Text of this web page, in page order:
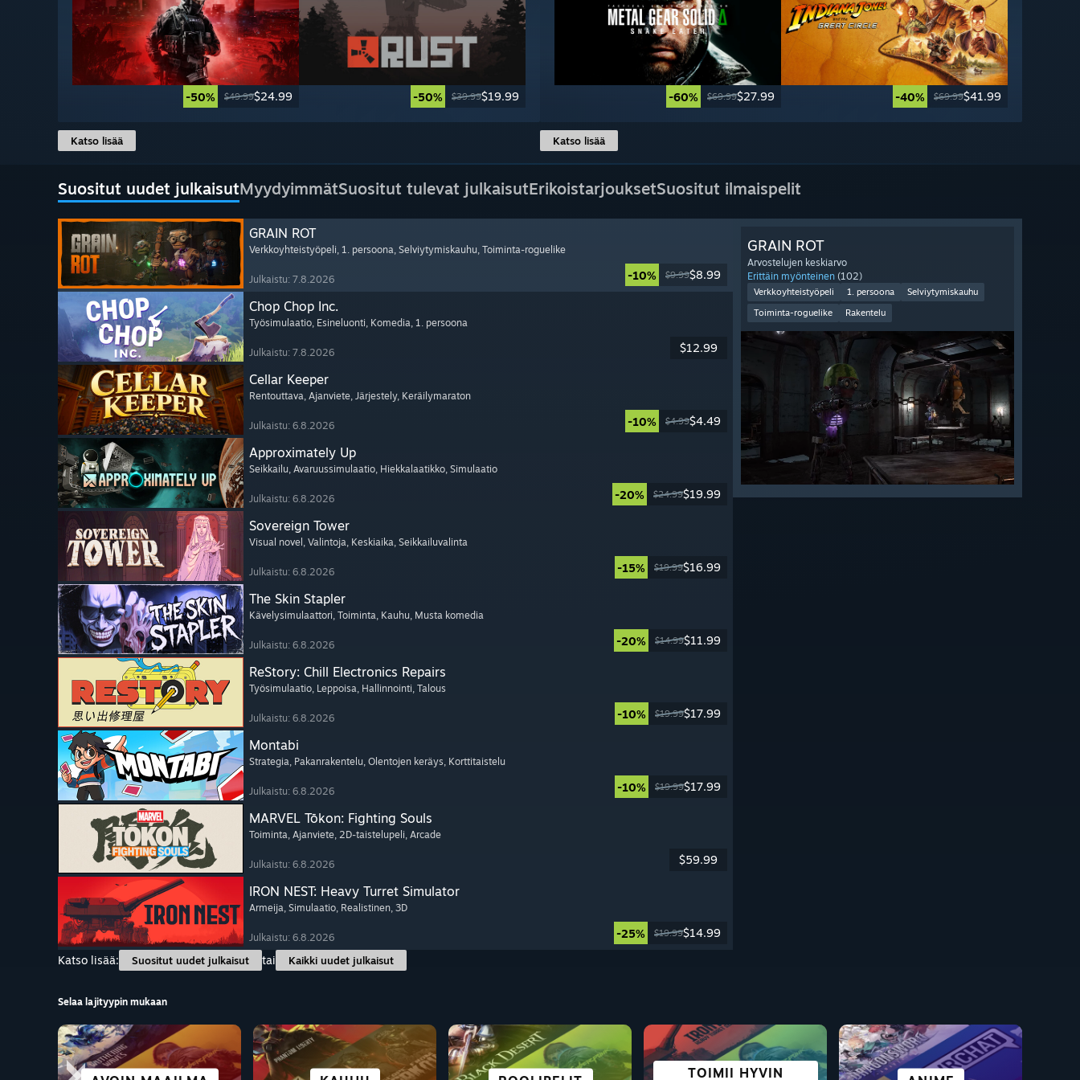
-50% $49.99$24.99 -50% $39.99$19.99
Katso lisää
-60% $69.99$27.99 -40% $69.99$41.99
Katso lisää
Suositut uudet julkaisutMyydyimmätSuositut tulevat julkaisutErikoistarjouksetSuositut ilmaispelit
GRAIN ROT
Verkkoyhteistyöpeli, 1. persoona, Selviytymiskauhu, Toiminta-roguelike
Julkaistu: 7.8.2026 -10% $9.99$8.99
Chop Chop Inc.
Työsimulaatio, Esineluonti, Komedia, 1. persoona
Julkaistu: 7.8.2026 $12.99
Cellar Keeper
Rentouttava, Ajanviete, Järjestely, Keräilymaraton
Julkaistu: 6.8.2026 -10% $4.99$4.49
Approximately Up
Seikkailu, Avaruussimulaatio, Hiekkalaatikko, Simulaatio
Julkaistu: 6.8.2026 -20% $24.99$19.99
Sovereign Tower
Visual novel , Valintoja, Keskiaika, Seikkailuvalinta
Julkaistu: 6.8.2026 -15% $19.99$16.99
The Skin Stapler
Kävelysimulaattori, Toiminta, Kauhu, Musta komedia
Julkaistu: 6.8.2026 -20% $14.99$11.99
ReStory: Chill Electronics Repairs
Työsimulaatio, Leppoisa, Hallinnointi, Talous
Julkaistu: 6.8.2026 -10% $19.99$17.99
Montabi
Strategia, Pakanrakentelu, Olentojen keräys, Korttitaistelu
Julkaistu: 6.8.2026 -10% $19.99$17.99
MARVEL Tōkon: Fighting Souls
Toiminta, Ajanviete, 2D-taistelupeli, Arcade
Julkaistu: 6.8.2026 $59.99
IRON NEST: Heavy Turret Simulator
Armeija, Simulaatio, Realistinen, 3D
Julkaistu: 6.8.2026 -25% $19.99$14.99
Katso lisää:
Suositut uudet julkaisut tai Kaikki uudet julkaisut
GRAIN ROT
Arvostelujen keskiarvo
Erittäin myönteinen (102)
Verkkoyhteistyöpeli 1. persoona
Selviytymiskauhu
Toiminta-roguelike
Rakentelu
Selaa lajityypin mukaan
TOIMII HYVIN
KAUPUNKI JA
SCIFI JA